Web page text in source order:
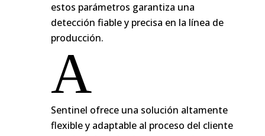
estos parámetros garantiza una
detección fiable y precisa en la línea de
producción.
A
Sentinel ofrece una solución altamente
flexible y adaptable al proceso del cliente